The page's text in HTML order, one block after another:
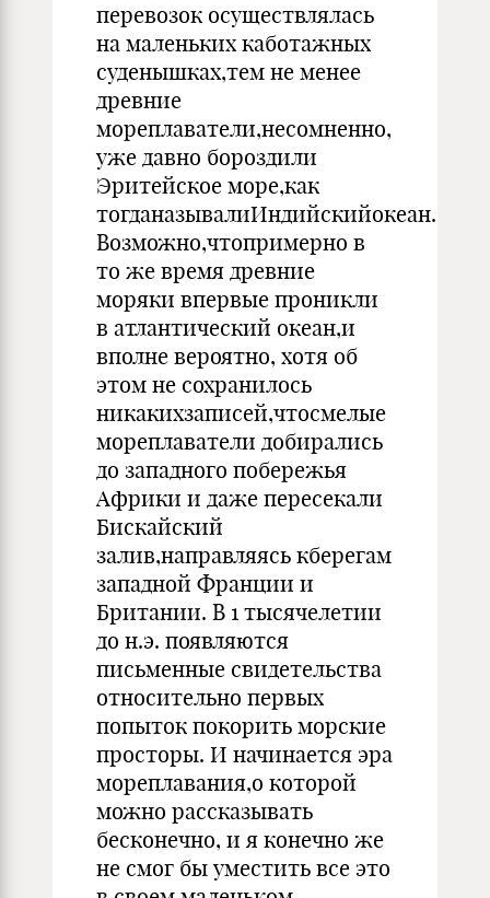
перевозок осуществлялась
на маленьких каботажных
суденышках,тем не менее
древние
мореплаватели,несомненно,
уже давно бороздили
Эритейское море,как
тогданазывалиИндийскийокеан.
Возможно,чтопримерно в
то же время древние
моряки впервые проникли
в атлантический океан,и
вполне вероятно, хотя об
этом не сохранилось
никакихзаписей,чтосмелые
мореплаватели добирались
до западного побережья
Африки и даже пересекали
Бискайский
залив,направляясь кберегам
западной Франции и
Британии. В 1 тысячелетии
до н.э. появляются
письменные свидетельства
относительно первых
попыток покорить морские
просторы. И начинается эра
мореплавания,о которой
можно рассказывать
бесконечно, и я конечно же
не смог бы уместить все это